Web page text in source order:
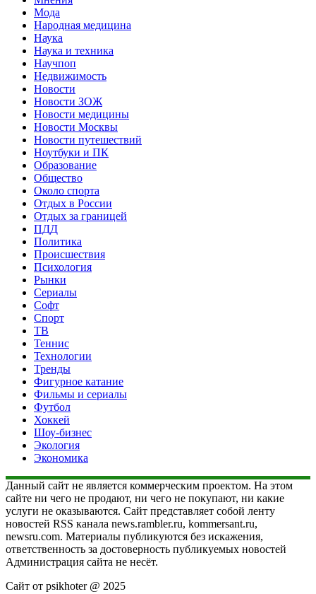
Мода
Народная медицина
Наука
Наука и техника
Научпоп
Недвижимость
Новости
Новости ЗОЖ
Новости медицины
Новости Москвы
Новости путешествий
Ноутбуки и ПК
Образование
Общество
Около спорта
Отдых в России
Отдых за границей
ПДД
Политика
Происшествия
Психология
Рынки
Сериалы
Софт
Спорт
ТВ
Теннис
Технологии
Тренды
Фигурное катание
Фильмы и сериалы
Футбол
Хоккей
Шоу-бизнес
Экология
Экономика
Данный сайт не является коммерческим проектом. На этом
сайте ни чего не продают, ни чего не покупают, ни какие
услуги не оказываются. Сайт представляет собой ленту
новостей RSS канала news.rambler.ru, kommersant.ru,
newsru.com. Материалы публикуются без искажения,
ответственность за достоверность публикуемых новостей
Администрация сайта не несёт.
Сайт от psikhoter @ 2025